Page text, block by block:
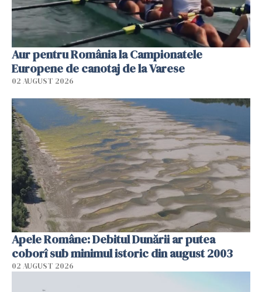
Aur pentru România la Campionatele
Europene de canotaj de la Varese
02 AUGUST 2026
Apele Române: Debitul Dunării ar putea
coborî sub minimul istoric din august 2003
02 AUGUST 2026